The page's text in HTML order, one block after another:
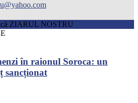
ZIARUL NOSTRU
în raionul Soroca: un
sancționat